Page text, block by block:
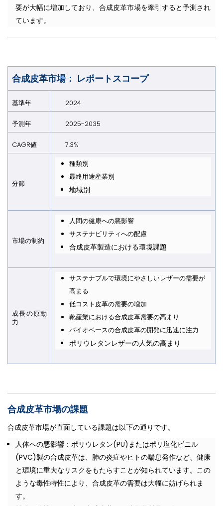
要が大幅に増加しており、合成皮革市場を牽引すると予測され
ています。
合成皮革市場： レポートスコープ
基準年 2024
予測年 2025-2035
CAGR値 7.3%
分節
種類別
最終用途産業別
地域別
市場の制約
人間の健康への悪影響
サステナビリティへの配慮
合成皮革製造における環境課題
成長の原動
力
サステナブルで環境にやさしいレザーの需要が
高まる
低コスト皮革の需要の増加
靴産業における合成皮革需要の高まり
バイオベースの合成皮革の開発に迅速に注力
ポリウレタンレザーの人気の高まり
合成皮革市場の課題
合成皮革市場が直面している課題は以下の通りです。
人体への悪影響：ポリウレタン(PU)またはポリ塩化ビニル
(PVC)製の合成皮革は、肺の炎症やヒトの喘息発作など、健康
と環境に重大なリスクをもたらすことが知られています。この
ような毒性特性により、合成皮革の需要は大幅に妨げられま
す。